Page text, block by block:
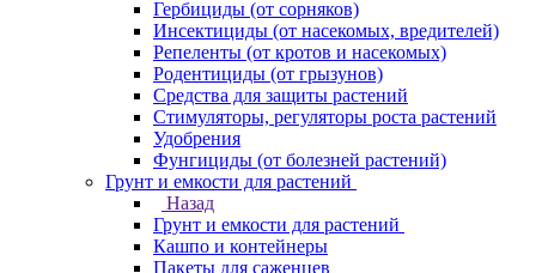
Гербициды (от сорняков)
Инсектициды (от насекомых, вредителей)
Репеленты (от кротов и насекомых)
Родентициды (от грызунов)
Средства для защиты растений
Стимуляторы, регуляторы роста растений
Удобрения
Фунгициды (от болезней растений)
Грунт и емкости для растений
Назад
Грунт и емкости для растений
Кашпо и контейнеры
Пакеты для саженцев